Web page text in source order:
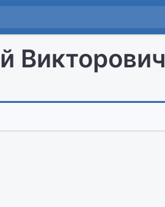
Викторович